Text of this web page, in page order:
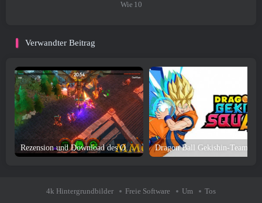
Wie 10
Verwandter Beitrag
Rezension und Download des One Tower-Spiels Dragon Ball Gekishin-Team
4k Hintergrundbilder Freie Software Um Tos